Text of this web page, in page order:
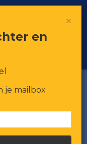
Toggle
×
en
je mailbox